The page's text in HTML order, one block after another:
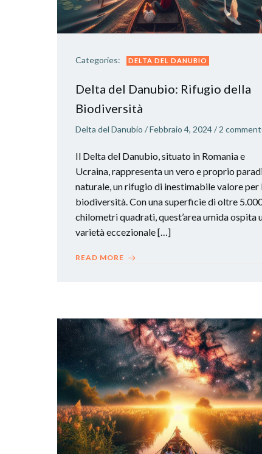
Categories: DELTA DEL DANUBIO
Delta del Danubio: Rifugio della
Biodiversità
Delta del Danubio /Febbraio 4, 2024/ 2
Il Delta del Danubio, situato in Romania e
Ucraina, rappresenta un vero e proprio
naturale, un rifugio di inestimabile valore per
biodiversità. Con una superficie di oltre
chilometri quadrati, quest’area umida ospita
varietà eccezionale […]
READ MORE